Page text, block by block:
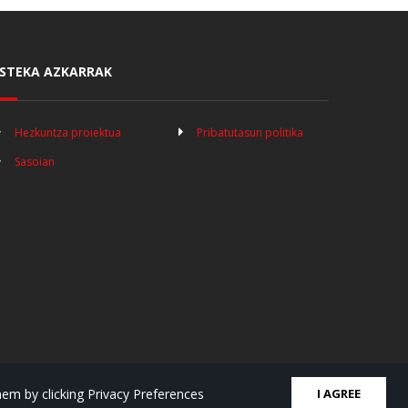
AZKARRAK
Hezkuntza proiektua
Sasoian
Pribatutasun politika
Doble Clic-ek garatutako webgunea
by clicking Privacy Preferences I AGREE